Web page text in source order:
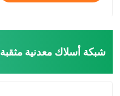
شبكة أمان هليكوبتر
شبكة أسلاك معدنية مثقبة